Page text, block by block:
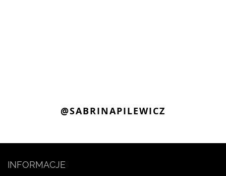
@SABRINAPILEWICZ
INFORMACJE